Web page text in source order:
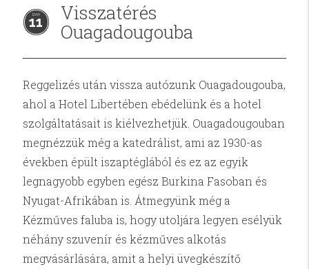
11
Visszatérés
Ouagadougouba
Reggelizés után vissza autózunk Ouagadougouba,
ahol a Hotel Libertében ebédelünk és a hotel
szolgáltatásait is kiélvezhetjük. Ouagadougouban
megnézzük még a katedrálist, ami az 1930-as
években épült iszaptéglából és ez az egyik
legnagyobb egyben egész Burkina Fasoban és
Nyugat-Afrikában is. Átmegyünk még a
Kézműves faluba is, hogy utoljára legyen esélyük
néhány szuvenír és kézműves alkotás
megvásárlására, amit a helyi üvegkészítő